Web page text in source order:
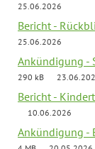
25.06.2026
Bericht -
25.06.2026
Ankündigung -
290 kB
Bericht -
10.06.2026
Ankündigung -